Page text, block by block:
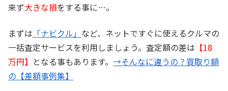
来ず大きな損をする事に…。
まずは 「ナビクル」 など、ネットですぐに使えるクルマの
一括査定サービスを利用しましょう。査定額の差は 【18
万円】 となる事もあります。 →そんなに違うの？買取り額
の【差額事例集】